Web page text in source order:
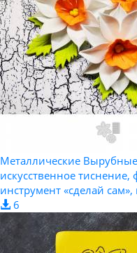
Металлические
искусственное тиснение,
инструмент «сделай
6